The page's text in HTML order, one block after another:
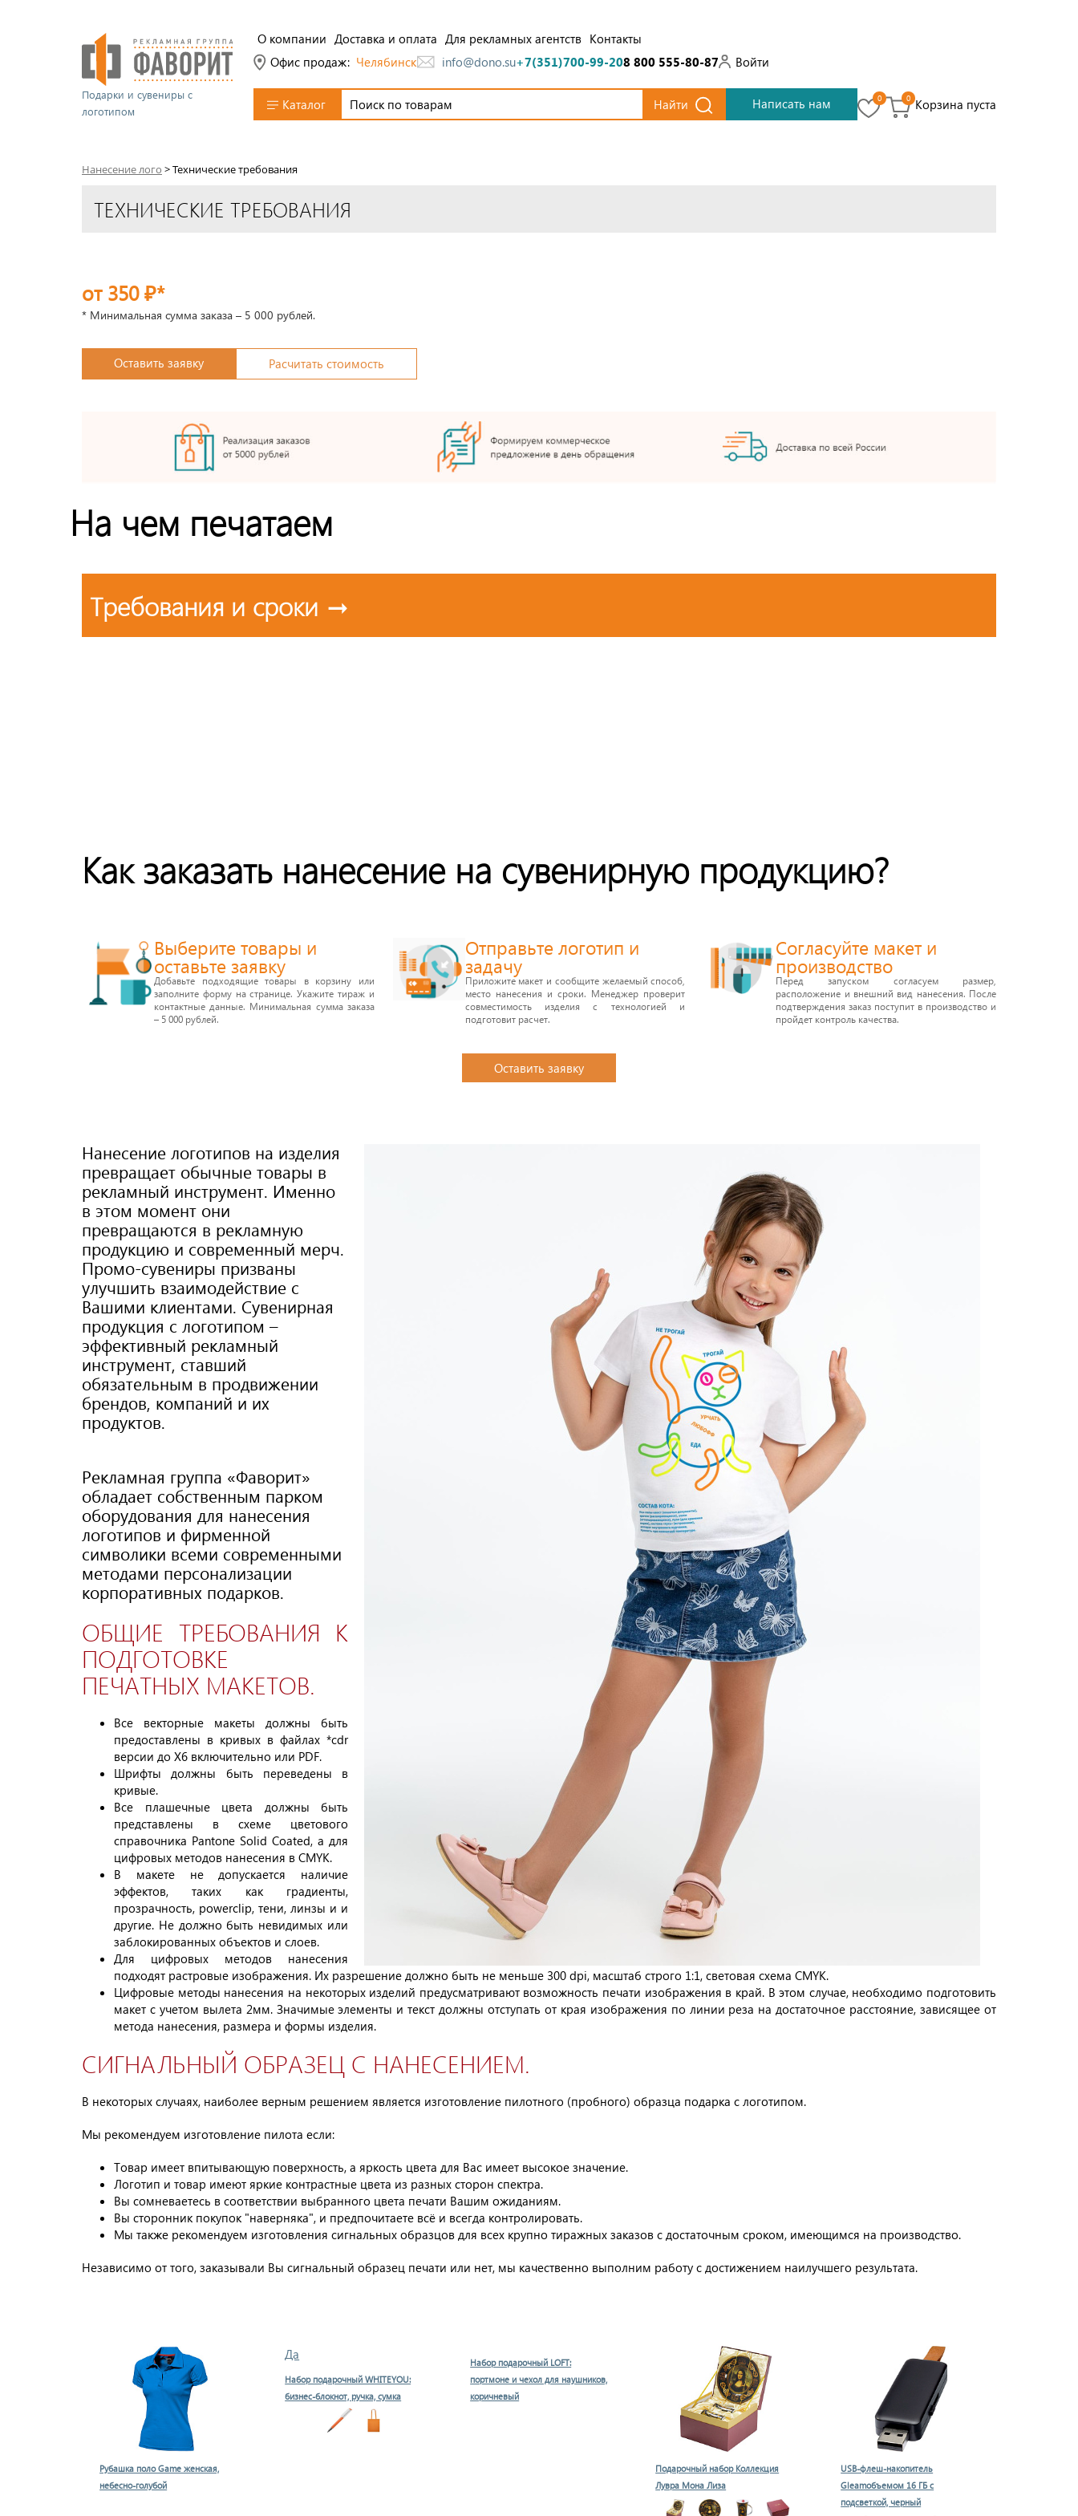
Подарки и сувениры с
логотипом
О компании Доставка и оплата Для рекламных агентств Контакты
Офис продаж: Челябинск info@dono.su+7(351)700-99-208 800 555-80-87 Войти
Каталог Найти Написать нам 0 0 Корзина пуста
Нанесение лого >Технические требования
ТЕХНИЧЕСКИЕ ТРЕБОВАНИЯ
от 350 ₽*
* Минимальная сумма заказа – 5 000 рублей.
Оставить заявку Расчитать стоимость
На чем печатаем
Требования и сроки →
Как заказать нанесение на сувенирную продукцию?
Выберите товары и
оставьте заявку
Добавьте подходящие товары в корзину или
заполните форму на странице. Укажите тираж и
контактные данные. Минимальная сумма заказа
– 5 000 рублей.
Отправьте логотип и
задачу
Приложите макет и сообщите желаемый способ,
место нанесения и сроки. Менеджер проверит
совместимость изделия с технологией и
подготовит расчет.
Согласуйте макет и
производство
Перед запуском согласуем размер,
расположение и внешний вид нанесения. После
подтверждения заказ поступит в производство и
пройдет контроль качества.
Оставить заявку
Нанесение логотипов на изделия
превращает обычные товары в
рекламный инструмент. Именно
в этом момент они
превращаются в рекламную
продукцию и современный мерч.
Промо-сувениры призваны
улучшить взаимодействие с
Вашими клиентами. Сувенирная
продукция с логотипом –
эффективный рекламный
инструмент, ставший
обязательным в продвижении
брендов, компаний и их
продуктов.
Рекламная группа «Фаворит»
обладает собственным парком
оборудования для нанесения
логотипов и фирменной
символики всеми современными
методами персонализации
корпоративных подарков.
ОБЩИЕ ТРЕБОВАНИЯ К
ПОДГОТОВКЕ
ПЕЧАТНЫХ МАКЕТОВ.
Все векторные макеты должны быть
предоставлены в кривых в файлах *cdr
версии до X6 включительно или PDF.
Шрифты должны быть переведены в
кривые.
Все плашечные цвета должны быть
представлены в схеме цветового
справочника Pantone Solid Coated, а для
цифровых методов нанесения в CMYK.
В макете не допускается наличие
эффектов, таких как градиенты,
прозрачность, powerclip, тени, линзы и и
другие. Не должно быть невидимых или
заблокированных объектов и слоев.
Для цифровых методов нанесения
подходят растровые изображения. Их разрешение должно быть не меньше 300 dpi, масштаб строго 1:1, световая схема CMYK.
Цифровые методы нанесения на некоторых изделий предусматривают возможность печати изображения в край. В этом случае, необходимо подготовить
макет с учетом вылета 2мм. Значимые элементы и текст должны отступать от края изображения по линии реза на достаточное расстояние, зависящее от
метода нанесения, размера и формы изделия.
СИГНАЛЬНЫЙ ОБРАЗЕЦ С НАНЕСЕНИЕМ.
В некоторых случаях, наиболее верным решением является изготовление пилотного (пробного) образца подарка с логотипом.
Мы рекомендуем изготовление пилота если:
Товар имеет впитывающую поверхность, а яркость цвета для Вас имеет высокое значение.
Логотип и товар имеют яркие контрастные цвета из разных сторон спектра.
Вы сомневаетесь в соответствии выбранного цвета печати Вашим ожиданиям.
Вы сторонник покупок "наверняка", и предпочитаете всё и всегда контролировать.
Мы также рекомендуем изготовления сигнальных образцов для всех крупно тиражных заказов с достаточным сроком, имеющимся на производство.
Независимо от того, заказывали Вы сигнальный образец печати или нет, мы качественно выполним работу с достижением наилучшего результата.
Рубашка поло Game женская,
небесно-голубой
Да
Набор подарочный WHITEYOU:
бизнес-блокнот, ручка, сумка
Набор подарочный LOFT:
портмоне и чехол для наушников,
коричневый
Подарочный набор Коллекция
Лувра Мона Лиза
USB-флеш-накопитель
Gleamобъемом 16 ГБ с
подсветкой, черный